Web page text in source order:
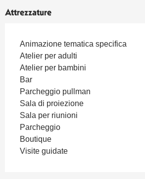
Attrezzature
Animazione tematica specifica
Atelier per adulti
Atelier per bambini
Bar
Parcheggio pullman
Sala di proiezione
Sala per riunioni
Parcheggio
Boutique
Visite guidate